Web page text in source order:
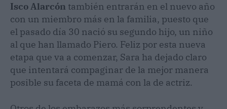
Isco Alarcón también entrarán en el nuevo año
con un miembro más en la familia, puesto que
el pasado día 30 nació su segundo hijo, un niño
al que han llamado Piero. Feliz por esta nueva
etapa que va a comenzar, Sara ha dejado claro
que intentará compaginar de la mejor manera
posible su faceta de mamá con la de actriz.